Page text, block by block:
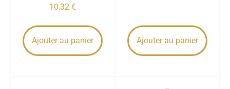
10,32 €
Ajouter au panier Ajouter au panier